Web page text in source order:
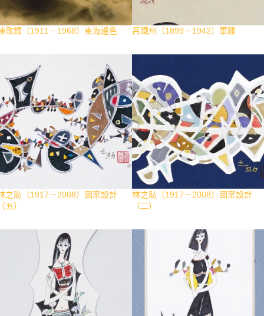
敬輝（1911－1968）東海邊色 呂鐵州（1899－1942）軍雞
之助（1917－2008）圖案設計
五）
林之助（1917－2008）圖案設計
（二）